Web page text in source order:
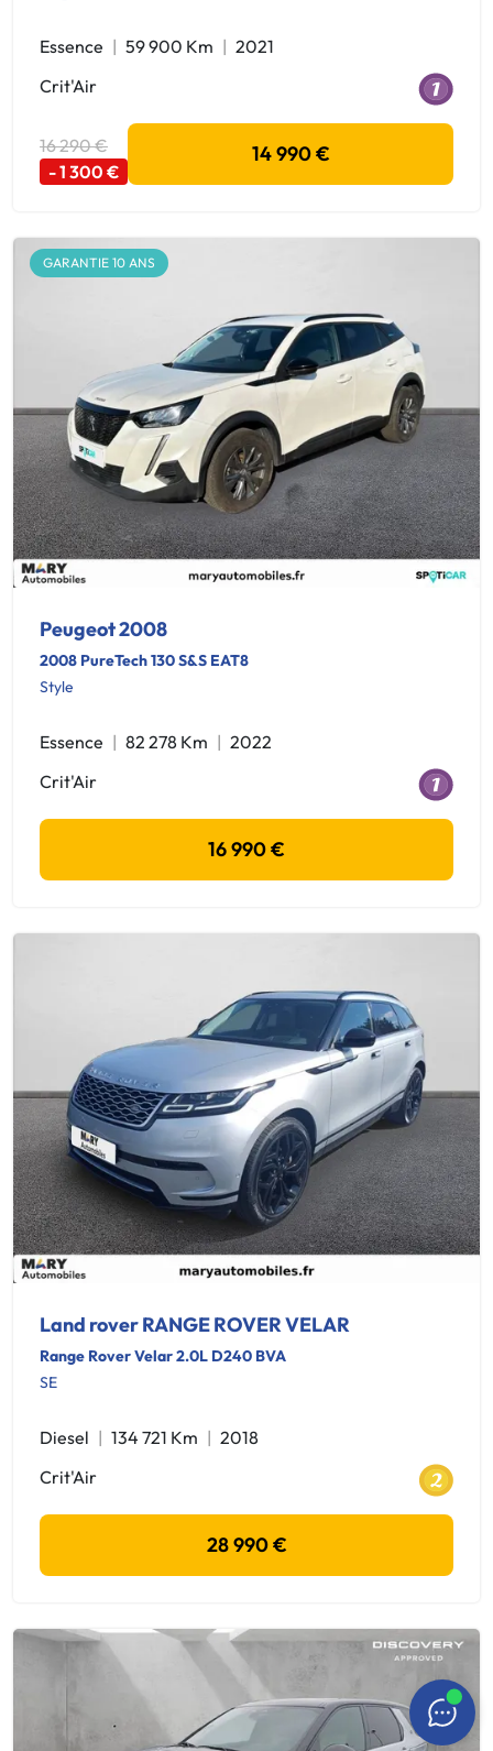
Essence 59 900 Km
2021
Crit'Air
16 290 €
- 1 300 €
14 990 €
GARANTIE 10 ANS
Peugeot 2008
2008 PureTech 130 S&S EAT8
Style
Essence 82 278 Km
2022
Crit'Air
16 990 €
Land rover RANGE ROVER VELAR
Range Rover Velar 2.0L D240 BVA
SE
Diesel 134 721 Km
2018
Crit'Air
28 990 €